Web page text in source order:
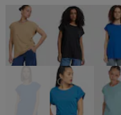
beige schwarz